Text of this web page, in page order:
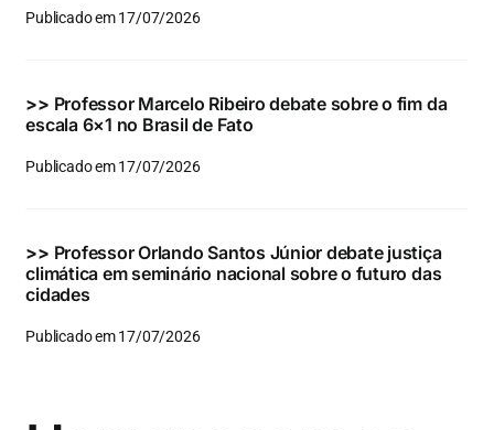
Publicado em 17/07/2026
>> Professor Marcelo Ribeiro debate sobre o fim da
escala 6×1 no Brasil de Fato
Publicado em 17/07/2026
>> Professor Orlando Santos Júnior debate justiça
climática em seminário nacional sobre o futuro das
cidades
Publicado em 17/07/2026